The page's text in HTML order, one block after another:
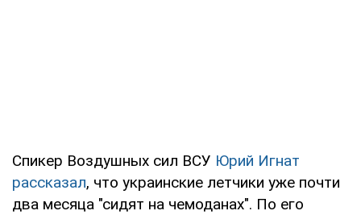
Спикер Воздушных сил ВСУ Юрий Игнат
рассказал, что украинские летчики уже почти
два месяца "сидят на чемоданах". По его